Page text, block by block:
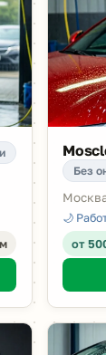
Без
🌙
от